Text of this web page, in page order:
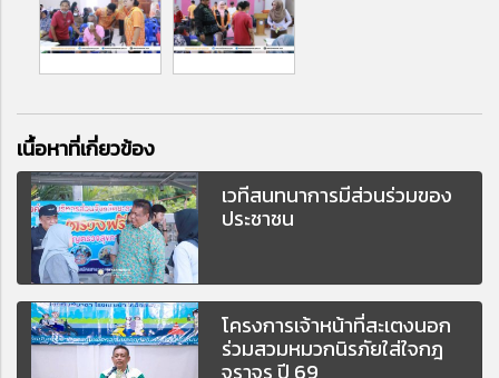
เนื้อหาที่เกี่ยวข้อง
เวทีสนทนาการมีส่วนร่วมของ
ประชาชน
โครงการเจ้าหน้าที่สะเตงนอก
ร่วมสวมหมวกนิรภัยใส่ใจกฎ
จราจร ปี 69